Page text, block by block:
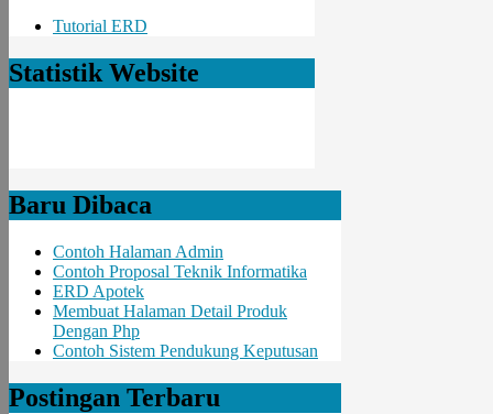
Tutorial ERD
Statistik Website
Baru Dibaca
Contoh Halaman Admin
Contoh Proposal Teknik Informatika
ERD Apotek
Membuat Halaman Detail Produk
Dengan Php
Contoh Sistem Pendukung Keputusan
Postingan Terbaru